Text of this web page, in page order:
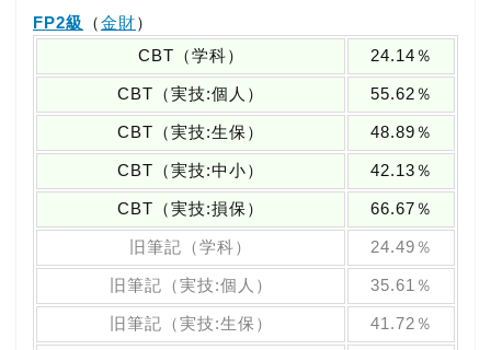
FP2級 （金財）
CBT（学科）
24.14％
CBT（実技:個人） 55.62％
CBT（実技:生保） 48.89％
CBT（実技:中小） 42.13％
CBT（実技:損保） 66.67％
旧筆記（学科） 24.49％
旧筆記（実技:個人） 35.61％
旧筆記（実技:生保） 41.72％